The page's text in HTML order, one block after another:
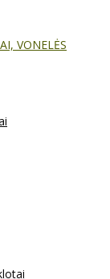
VONELĖS